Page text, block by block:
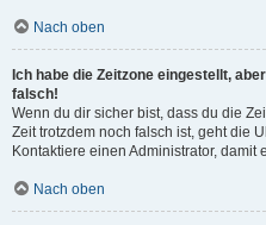
Nach oben
Ich habe die Zeitzone eingestellt,
falsch!
Wenn du dir sicher bist, dass du die
Zeit trotzdem noch falsch ist, geht die
Kontaktiere einen Administrator,
Nach oben